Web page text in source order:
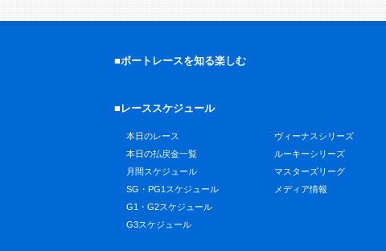
■ボートレースを知る楽しむ
■レーススケジュール
本日のレース
本日の払戻金一覧
月間スケジュール
SG・PG1スケジュール
G1・G2スケジュール
G3スケジュール
ヴィーナスシリーズ
ルーキーシリーズ
マスターズリーグ
メディア情報